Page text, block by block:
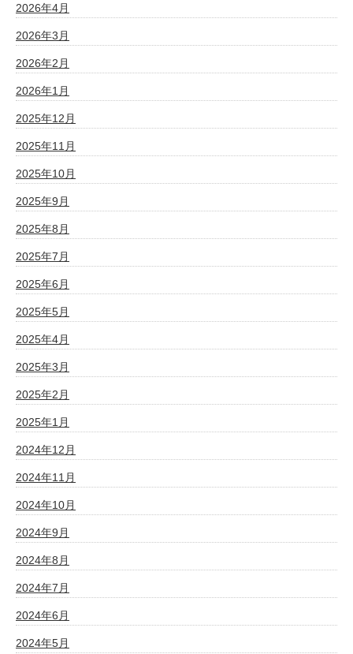
2026年4月
2026年3月
2026年2月
2026年1月
2025年12月
2025年11月
2025年10月
2025年9月
2025年8月
2025年7月
2025年6月
2025年5月
2025年4月
2025年3月
2025年2月
2025年1月
2024年12月
2024年11月
2024年10月
2024年9月
2024年8月
2024年7月
2024年6月
2024年5月